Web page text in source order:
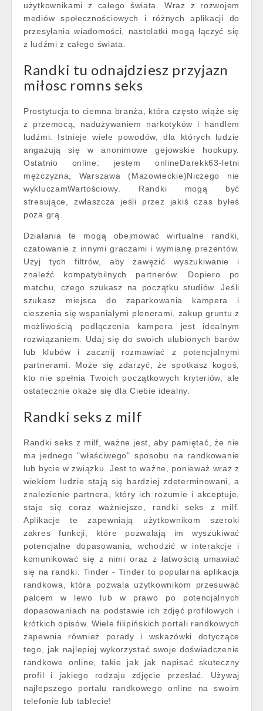
użytkownikami z całego świata. Wraz z rozwojem
mediów społecznościowych i różnych aplikacji do
przesyłania wiadomości, nastolatki mogą łączyć się
z ludźmi z całego świata.
Randki tu odnajdziesz przyjazn
miłosc romns seks
Prostytucja to ciemna branża, która często wiąże się
z przemocą, nadużywaniem narkotyków i handlem
ludźmi. Istnieje wiele powodów, dla których ludzie
angażują się w anonimowe gejowskie hookupy.
Ostatnio online: jestem onlineDarekk63-letni
mężczyzna, Warszawa (Mazowieckie)Niczego nie
wykluczamWartościowy. Randki mogą być
stresujące, zwłaszcza jeśli przez jakiś czas byłeś
poza grą.
Działania te mogą obejmować wirtualne randki,
czatowanie z innymi graczami i wymianę prezentów.
Użyj tych filtrów, aby zawęzić wyszukiwanie i
znaleźć kompatybilnych partnerów. Dopiero po
matchu, czego szukasz na początku studiów. Jeśli
szukasz miejsca do zaparkowania kampera i
cieszenia się wspaniałymi plenerami, zakup gruntu z
możliwością podłączenia kampera jest idealnym
rozwiązaniem. Udaj się do swoich ulubionych barów
lub klubów i zacznij rozmawiać z potencjalnymi
partnerami. Może się zdarzyć, że spotkasz kogoś,
kto nie spełnia Twoich początkowych kryteriów, ale
ostatecznie okaże się dla Ciebie idealny.
Randki seks z milf
Randki seks z milf, ważne jest, aby pamiętać, że nie
ma jednego "właściwego" sposobu na randkowanie
lub bycie w związku. Jest to ważne, ponieważ wraz z
wiekiem ludzie stają się bardziej zdeterminowani, a
znalezienie partnera, który ich rozumie i akceptuje,
staje się coraz ważniejsze, randki seks z milf.
Aplikacje te zapewniają użytkownikom szeroki
zakres funkcji, które pozwalają im wyszukiwać
potencjalne dopasowania, wchodzić w interakcje i
komunikować się z nimi oraz z łatwością umawiać
się na randki. Tinder - Tinder to popularna aplikacja
randkowa, która pozwala użytkownikom przesuwać
palcem w lewo lub w prawo po potencjalnych
dopasowaniach na podstawie ich zdjęć profilowych i
krótkich opisów. Wiele filipińskich portali randkowych
zapewnia również porady i wskazówki dotyczące
tego, jak najlepiej wykorzystać swoje doświadczenie
randkowe online, takie jak jak napisać skuteczny
profil i jakiego rodzaju zdjęcie przesłać. Używaj
najlepszego portalu randkowego online na swoim
telefonie lub tablecie!